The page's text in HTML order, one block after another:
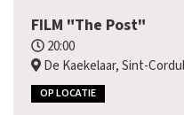
FILM "The Post"
20:00
De Kaekelaar, Sint-
OP LOCATIE